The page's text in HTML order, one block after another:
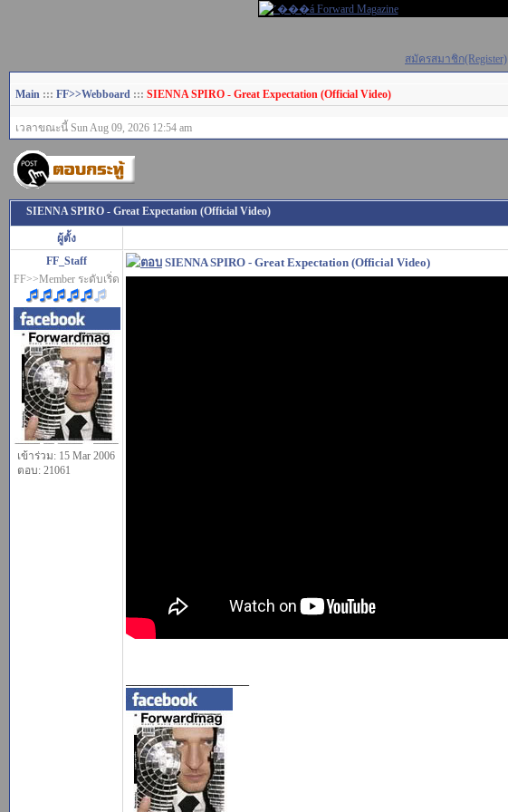
สมัครสมาชิก(Register)
Main ::: FF>>Webboard ::: SIENNA SPIRO - Great Expectation (Official Video)
เวลาขณะนี้ Sun Aug 09, 2026 12:54 am
SIENNA SPIRO - Great Expectation (Official Video)
ผู้ตั้ง
FF_Staff
FF>>Member ระดับเริ่ด
เข้าร่วม: 15 Mar 2006
ตอบ: 21061
SIENNA SPIRO - Great Expectation (Official Video)